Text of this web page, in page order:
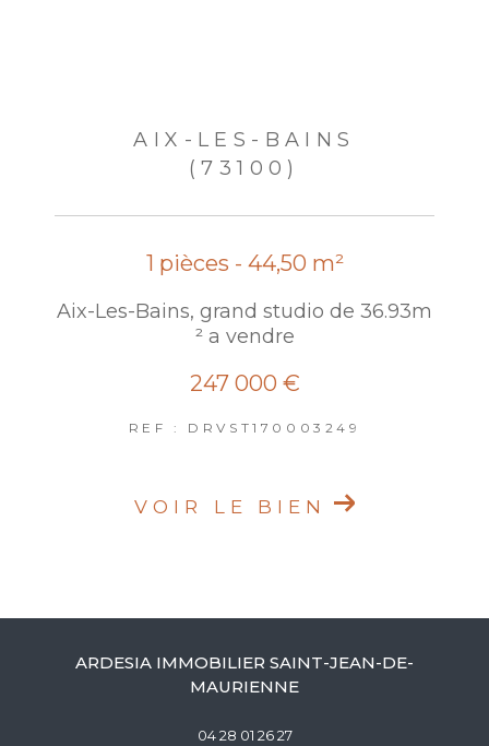
AIX-LES-BAINS
(73100)
1 pièces - 44,50 m²
Aix-Les-Bains, grand studio de 36.93m
² a vendre
247 000 €
REF : DRVST170003249
VOIR LE BIEN
ARDESIA IMMOBILIER SAINT-JEAN-DE-
MAURIENNE
04 28 01 26 27